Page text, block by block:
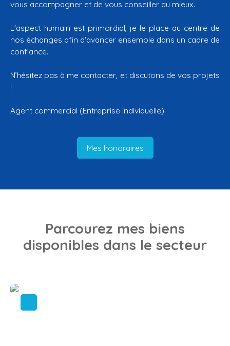
vous accompagner et de vous conseiller au mieux.
L'aspect humain est primordial, je le place au centre de
nos échanges afin d'avancer ensemble dans un cadre de
confiance.
N’hésitez pas à me contacter, et discutons de vos projets
!
Agent commercial (Entreprise individuelle)
Mes honoraires
Parcourez mes biens
disponibles dans le secteur